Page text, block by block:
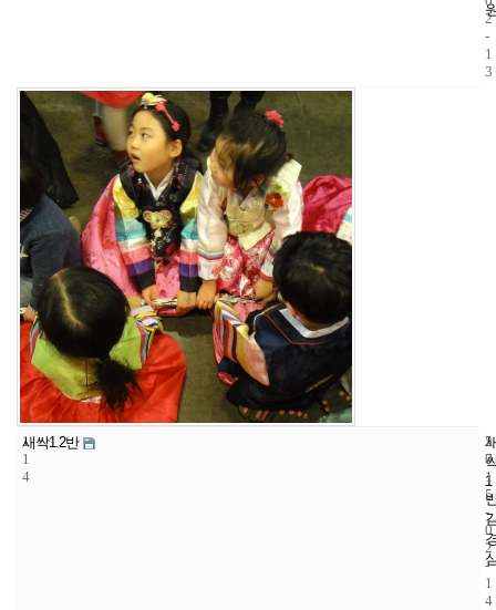
2
-
1
3
1
1
4
새싹1.2반
1
5
7
2
0
1
5
-
0
2
-
1
4